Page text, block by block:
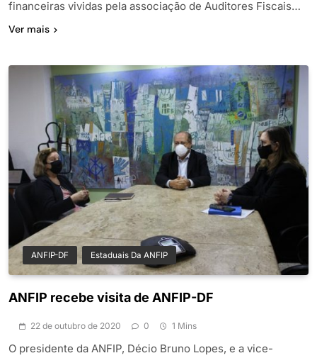
financeiras vividas pela associação de Auditores Fiscais…
Ver mais
ANFIP-DF Estaduais Da ANFIP
ANFIP recebe visita de ANFIP-DF
22 de outubro de 2020 0 1 Mins
O presidente da ANFIP, Décio Bruno Lopes, e a vice-